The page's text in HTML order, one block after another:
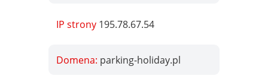
IP strony 195.78.67.54
Domena: parking-holiday.pl